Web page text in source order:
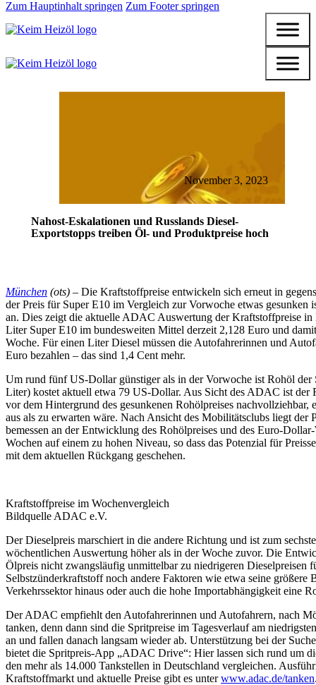
Zum Hauptinhalt springen Zum Footer springen
Nahost-Eskalationen und Russlands Diesel-
Exportstopps treiben Öl- und Produktpreise hoch
November 3, 2023
München (ots) – Die Kraftstoffpreise entwickeln sich erneut in
der Preis für Super E10 im Vergleich zur Vorwoche etwas gesunken
an. Dies zeigt die aktuelle ADAC Auswertung der Kraftstoffpreise in
Liter Super E10 im bundesweiten Mittel derzeit 2,128 Euro und
Woche. Für einen Liter Diesel müssen die Autofahrerinnen und
Euro bezahlen – das sind 1,4 Cent mehr.
Um rund fünf US-Dollar günstiger als in der Vorwoche ist Rohöl
Liter) kostet aktuell etwa 79 US-Dollar. Aus Sicht des ADAC ist der
vor dem Hintergrund des gesunkenen Rohölpreises nachvollziehbar,
aus als zu erwarten wäre. Nach Ansicht des Mobilitätsclubs liegt der
bemessen an der Entwicklung des Rohölpreises und des Euro-
Wochen auf einem zu hohen Niveau, so dass das Potenzial für
mit dem aktuellen Rückgang geschehen.
Kraftstoffpreise im Wochenvergleich
Bildquelle ADAC e.V.
Der Dieselpreis marschiert in die andere Richtung und ist zum
wöchentlichen Auswertung höher als in der Woche zuvor. Die
Ölpreis nicht zwangsläufig unmittelbar zu niedrigeren Dieselpreisen
Selbstzünderkraftstoff noch andere Faktoren wie etwa seine größere
Verkehrssektor hinaus oder auch die hohe Importabhängigkeit eine
Der ADAC empfiehlt den Autofahrerinnen und Autofahrern, nach
tanken, denn dann sind die Spritpreise im Tagesverlauf am
an und fallen danach langsam wieder ab. Unterstützung bei der
bietet die Spritpreis-App „ADAC Drive“: Hier lassen sich rund um
den mehr als 14.000 Tankstellen in Deutschland vergleichen.
Kraftstoffmarkt und aktuelle Preise gibt es unterwww.adac.de/tanken